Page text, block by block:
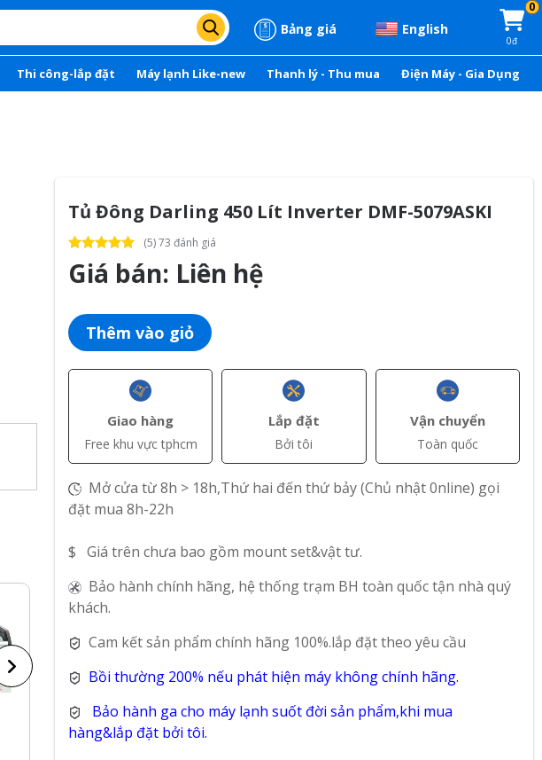
Bảng giá English
0
0đ
Thi công-lắp đặt Máy lạnh Like-new Thanh lý - Thu mua Điện Máy - Gia Dụng
+ Thêm + Thêm + Thêm
Tủ Đông Darling 450 Lít Inverter DMF-5079ASKI
(5) 73 đánh giá
Giá bán: Liên hệ
Thêm vào giỏ
Giao hàng
Free khu vực tphcm
Lắp đặt
Bởi tôi
Vận chuyển
Toàn quốc
Mở cửa từ 8h > 18h,Thứ hai đến thứ bảy (Chủ nhật 0nline) gọi
đặt mua 8h-22h
$ Giá trên chưa bao gồm mount set&vật tư.
Bảo hành chính hãng, hệ thống trạm BH toàn quốc tận nhà quý
khách.
Cam kết sản phẩm chính hãng 100%.lắp đặt theo yêu cầu
Bồi thường 200% nếu phát hiện máy không chính hãng.
Bảo hành ga cho máy lạnh suốt đời sản phẩm,khi mua
hàng&lắp đặt bởi tôi.